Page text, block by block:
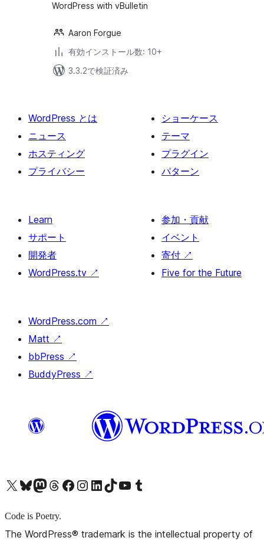
WordPress with vBulletin
Aaron Forgue
有効インストール数: 10+
3.3.2で検証済み
WordPress とは
ニュース
ホスティング
プライバシー
ショーケース
テーマ
プラグイン
パターン
Learn
サポート
開発者
WordPress.tv ↗
参加・貢献
イベント
寄付 ↗
Five for the Future
WordPress.com ↗
Matt ↗
bbPress ↗
BuddyPress ↗
X (旧 Twitter) アカウントへBluesky アカウントへMastodon アカウントへThreads アカウントへ Facebook ページへInstagram アカウントへ LinkedIn アカウントへTikTok アカウントへYouTube チャンネルへ Tumblr アカウントへ
Code is Poetry.
The WordPress® trademark is the intellectual property of